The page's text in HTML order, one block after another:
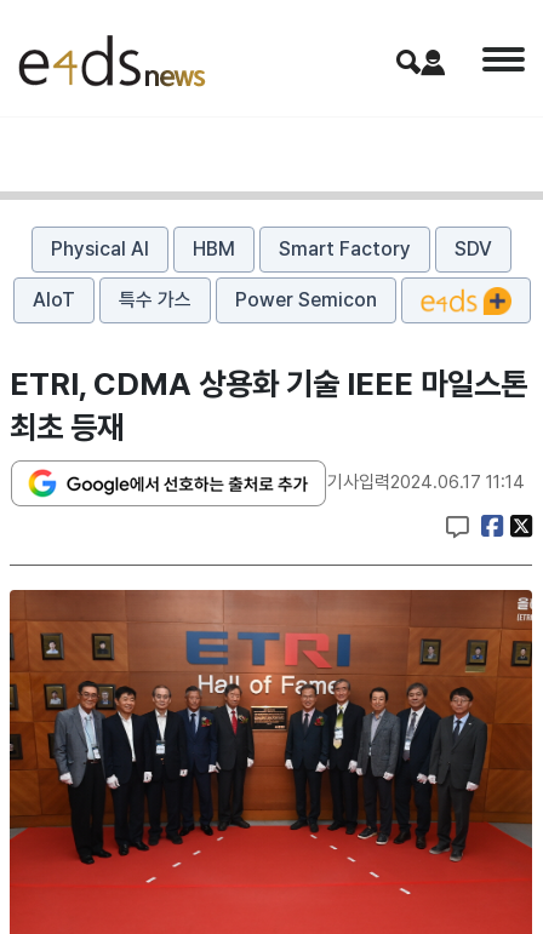
Physical AI HBM Smart Factory SDV
AIoT 특수 가스 Power Semicon
ETRI, CDMA 상용화 기술 IEEE 마일스톤
최초 등재
기사입력2024.06.17 11:14